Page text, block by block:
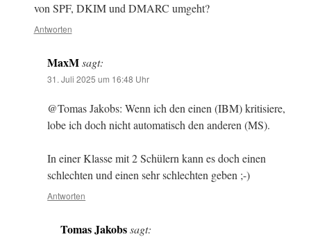
von SPF, DKIM und DMARC umgeht?
Antworten
MaxMsagt:
31. Juli 2025 um 16:48 Uhr
@Tomas Jakobs: Wenn ich den einen (IBM) kritisiere,
lobe ich doch nicht automatisch den anderen (MS).
In einer Klasse mit 2 Schülern kann es doch einen
schlechten und einen sehr schlechten geben ;-)
Antworten
Tomas Jakobssagt: